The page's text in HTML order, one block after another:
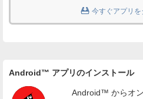
 今すぐアプリ
Android™ アプリのインストール
Android™ からオ